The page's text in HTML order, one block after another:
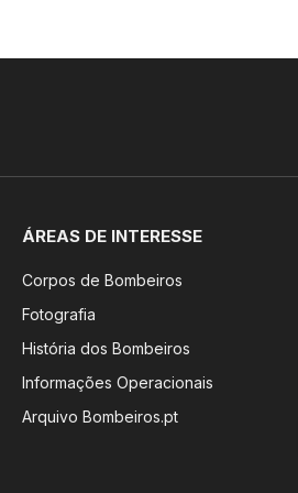
ÁREAS DE INTERESSE
Corpos de Bombeiros
Fotografia
História dos Bombeiros
Informações Operacionais
Arquivo Bombeiros.pt